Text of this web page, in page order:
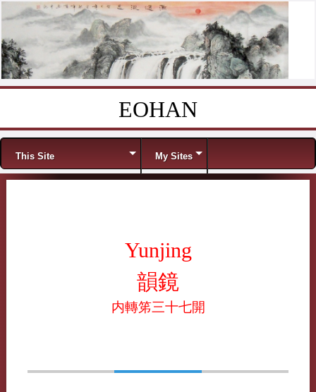
EOHAN
Menu
This Site My Sites
Yunjing
韻鏡
内轉笫三十七開